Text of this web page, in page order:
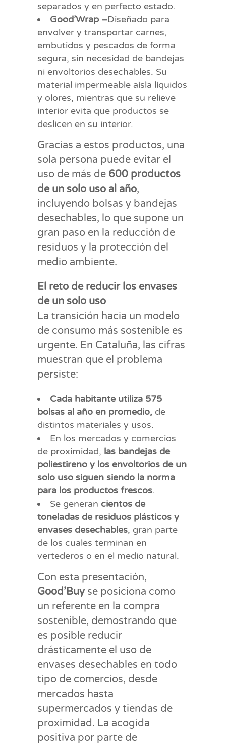
separados y en perfecto estado.
Good’Wrap –Diseñado para
envolver y transportar carnes,
embutidos y pescados de forma
segura, sin necesidad de bandejas
ni envoltorios desechables. Su
material impermeable aísla líquidos
y olores, mientras que su relieve
interior evita que productos se
deslicen en su interior.
Gracias a estos productos, una
sola persona puede evitar el
uso de más de 600 productos
de un solo uso al año,
incluyendo bolsas y bandejas
desechables, lo que supone un
gran paso en la reducción de
residuos y la protección del
medio ambiente.
El reto de reducir los envases
de un solo uso
La transición hacia un modelo
de consumo más sostenible es
urgente. En Cataluña, las cifras
muestran que el problema
persiste:
Cada habitante utiliza 575
bolsas al año en promedio, de
distintos materiales y usos.
En los mercados y comercios
de proximidad, las bandejas de
poliestireno y los envoltorios de un
solo uso siguen siendo la norma
para los productos frescos.
Se generan cientos de
toneladas de residuos plásticos y
envases desechables, gran parte
de los cuales terminan en
vertederos o en el medio natural.
Con esta presentación,
Good’Buy se posiciona como
un referente en la compra
sostenible, demostrando que
es posible reducir
drásticamente el uso de
envases desechables en todo
tipo de comercios, desde
mercados hasta
supermercados y tiendas de
proximidad. La acogida
positiva por parte de